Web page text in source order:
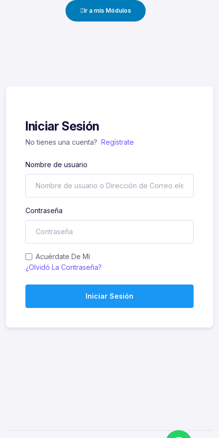
Ir a mis Módulos
Iniciar Sesión
No tienes una cuenta? Regístrate
Nombre de usuario
Contraseña
Acuérdate De Mí
¿Olvidó La Contraseña?
Iniciar Sesión